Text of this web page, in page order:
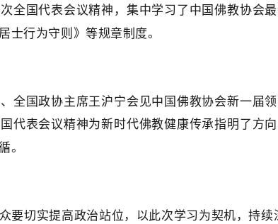
全国代表会议精神，集中学习了中国佛教协会
士行为守则》等规章制度。
全国政协主席王沪宁会见中国佛教协会新一届
代表会议精神为新时代佛教健康传承指明了方
。
要切实提高政治站位，以此次学习为契机，持续